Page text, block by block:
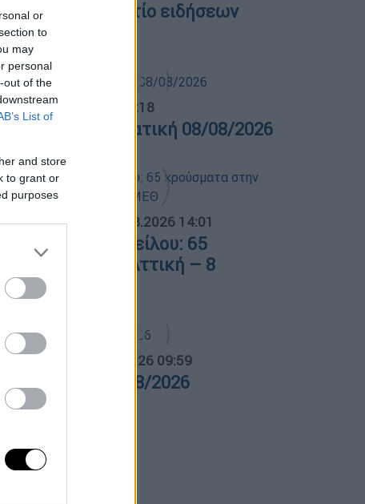
or
to
may
personal
out of the
List of
and store
to grant or
purposes
δελτίο ειδήσεων
08/2026
|08.08.2026 16:18
Δελτίο στην νοηματική 08/08/2026
08.08.2026 14:01
Ιός του Δυτικού Νείλου: 65
κρούσματα στην Αττική – 8
ασθενείς σε ΜΕΘ
07.08.2026 09:59
Ώρα Ελλάδος 07/08/2026